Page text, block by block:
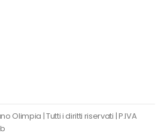
Olimpia | Tutti i diritti riservati | P.IVA